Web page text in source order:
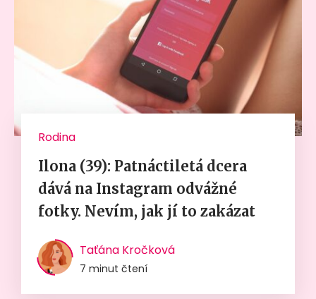
Rodina
Ilona (39): Patnáctiletá dcera
dává na Instagram odvážné
fotky. Nevím, jak jí to zakázat
Taťána Kročková
7 minut čtení